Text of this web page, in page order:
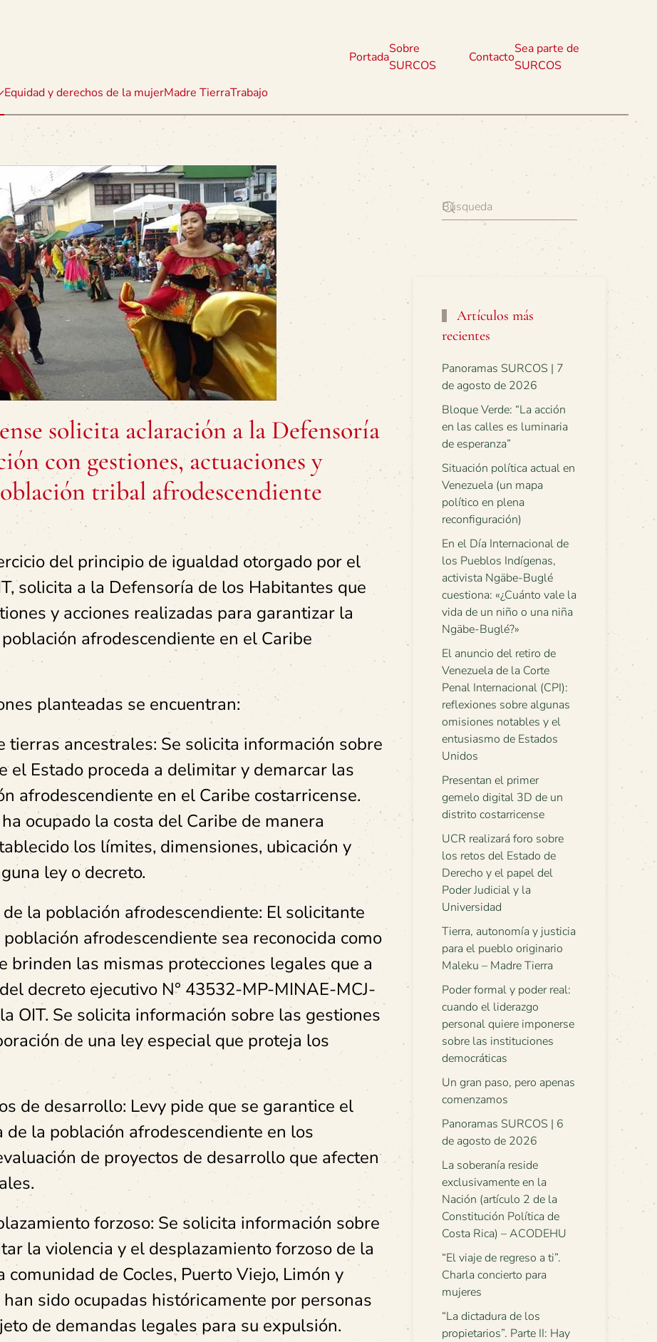
Equidad y derechos de la mujerMadre TierraTrabajo
Portada
Sobre
SURCOS
Contacto
Sea parte de
SURCOS
solicita aclaración a la Defensoría
con gestiones, actuaciones y
tribal afrodescendiente
del principio de igualdad otorgado por el
solicita a la Defensoría de los Habitantes que
y acciones realizadas para garantizar la
afrodescendiente en el Caribe
planteadas se encuentran:
tierras ancestrales: Se solicita información sobre
el Estado proceda a delimitar y demarcar las
afrodescendiente en el Caribe costarricense.
ocupado la costa del Caribe de manera
los límites, dimensiones, ubicación y
ley o decreto.
la población afrodescendiente: El solicitante
afrodescendiente sea reconocida como
brinden las mismas protecciones legales que a
decreto ejecutivo N° 43532-MP-MINAE-MCJ-
OIT. Se solicita información sobre las gestiones
de una ley especial que proteja los
de desarrollo: Levy pide que se garantice el
la población afrodescendiente en los
de proyectos de desarrollo que afecten
forzoso: Se solicita información sobre
la violencia y el desplazamiento forzoso de la
de Cocles, Puerto Viejo, Limón y
sido ocupadas históricamente por personas
de demandas legales para su expulsión.
Artículos más
recientes
Panoramas SURCOS | 7
de agosto de 2026
Bloque Verde: “La acción
en las calles es luminaria
de esperanza”
Situación política actual en
Venezuela (un mapa
político en plena
reconfiguración)
En el Día Internacional de
los Pueblos Indígenas,
activista Ngäbe-Buglé
cuestiona: «¿Cuánto vale la
vida de un niño o una niña
Ngäbe-Buglé?»
El anuncio del retiro de
Venezuela de la Corte
Penal Internacional (CPI):
reflexiones sobre algunas
omisiones notables y el
entusiasmo de Estados
Unidos
Presentan el primer
gemelo digital 3D de un
distrito costarricense
UCR realizará foro sobre
los retos del Estado de
Derecho y el papel del
Poder Judicial y la
Universidad
Tierra, autonomía y justicia
para el pueblo originario
Maleku – Madre Tierra
Poder formal y poder real:
cuando el liderazgo
personal quiere imponerse
sobre las instituciones
democráticas
Un gran paso, pero apenas
comenzamos
Panoramas SURCOS | 6
de agosto de 2026
La soberanía reside
exclusivamente en la
Nación (artículo 2 de la
Constitución Política de
Costa Rica) – ACODEHU
“El viaje de regreso a ti”.
Charla concierto para
mujeres
“La dictadura de los
propietarios”. Parte II: Hay